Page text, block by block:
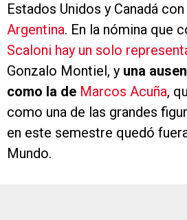
Estados Unidos y Canadá
Argentina. En la nómina que
Scaloni hay un solo
Gonzalo Montiel, y una
como la de Marcos Acuña,
como una de las grandes
en este semestre quedó
Mundo.